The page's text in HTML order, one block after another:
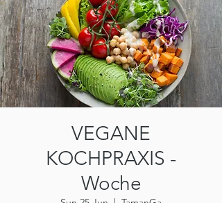
VEGANE
KOCHPRAXIS -
Woche